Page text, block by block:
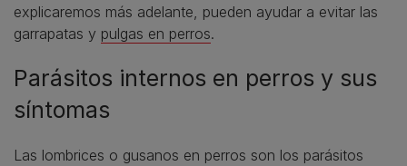
explicaremos más adelante, pueden ayudar a evitar las
garrapatas y pulgas en perros.
Parásitos internos en perros y sus
síntomas
Las lombrices o gusanos en perros son los parásitos